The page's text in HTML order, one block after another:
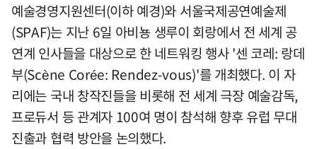
예술경영지원센터(이하 예경)와 서울국제공연예술제
(SPAF)는 지난 6일 아비뇽 생루이 회랑에서 전 세계 공
연계 인사들을 대상으로 한 네트워킹 행사 '센 코레: 랑데
부(Scène Corée: Rendez-vous)'를 개최했다. 이 자
리에는 국내 창작진들을 비롯해 전 세계 극장 예술감독,
프로듀서 등 관계자 100여 명이 참석해 향후 유럽 무대
진출과 협력 방안을 논의했다.